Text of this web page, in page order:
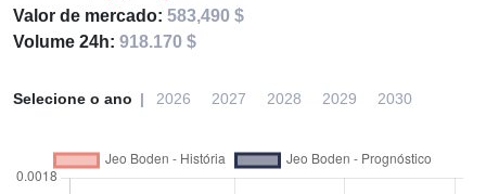
Valor de mercado: 583,490 $
Volume 24h: 918.170 $
Selecione o ano 2026 2027 2028 2029 2030